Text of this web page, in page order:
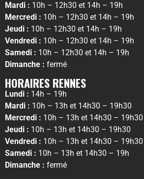
Mardi : 10h – 12h30 et 14h – 19h
Mercredi : 10h – 12h30 et 14h – 19h
Jeudi : 10h – 12h30 et 14h – 19h
Vendredi : 10h – 12h30 et 14h – 19h
Samedi : 10h – 12h30 et 14h – 19h
Dimanche : fermé
HORAIRES RENNES
Lundi : 14h – 19h
Mardi : 10h – 13h et 14h30 – 19h30
Mercredi : 10h – 13h et 14h30 – 19h30
Jeudi : 10h – 13h et 14h30 – 19h30
Vendredi : 10h – 13h et 14h30 – 19h30
Samedi : 10h – 13h et 14h30 – 19h
Dimanche : fermé